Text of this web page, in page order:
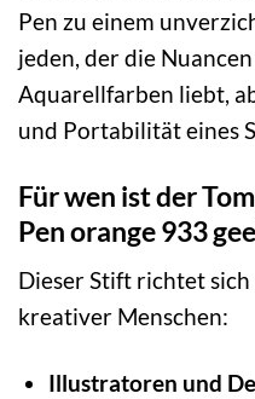
Pen zu einem
jeden, der die
Aquarellfarben liebt,
und Portabilität eines
Für wen ist der
Pen orange 933
Dieser Stift richtet
kreativer Menschen:
Illustratoren und